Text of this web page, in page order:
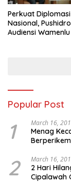
Perkuat
Nasional,
Audiensi Wamenlu
Popular Post
1 March 16,
Menag
2 March 16,
2 Hari
Cipalawah